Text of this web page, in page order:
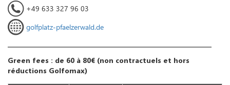
+49 633 327 96 03
golfplatz-pfaelzerwald.de
Green fees : de 60 à 80€ (non contractuels et hors
réductions Golfomax)